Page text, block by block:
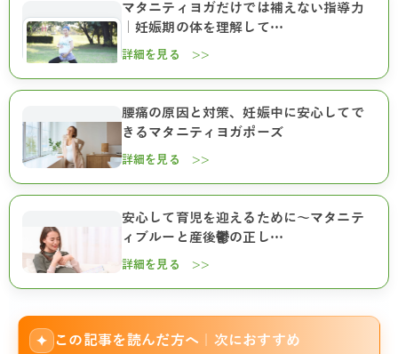
マタニティヨガだけでは補えない指導力
｜妊娠期の体を理解して…
詳細を見る >>
腰痛の原因と対策、妊娠中に安心してで
きるマタニティヨガポーズ
詳細を見る >>
安心して育児を迎えるために～マタニテ
ィブルーと産後鬱の正し…
詳細を見る >>
✦ この記事を読んだ方へ｜次におすすめ